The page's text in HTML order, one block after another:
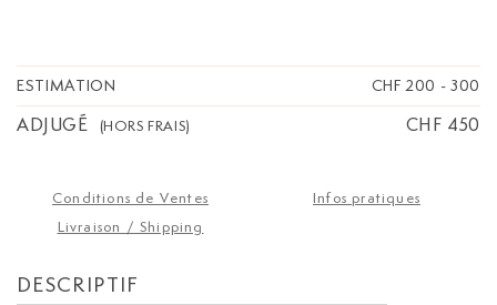
ESTIMATION CHF 200 - 300
ADJUGÉ (HORS FRAIS) CHF 450
Conditions de Ventes
Infos pratiques
Livraison / Shipping
DESCRIPTIF